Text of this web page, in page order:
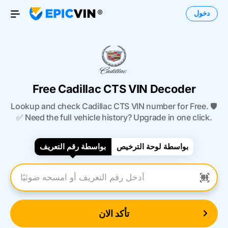
Open Menu
دخول
Free Cadillac CTS VIN Decoder
Lookup and check Cadillac CTS VIN number for Free. 🛡️
✅ Need the full vehicle history? Upgrade in one click.
بواسطة رقم التعريف بواسطة لوحة الترخيص
أدخل رقم التعريف
تأكد الان